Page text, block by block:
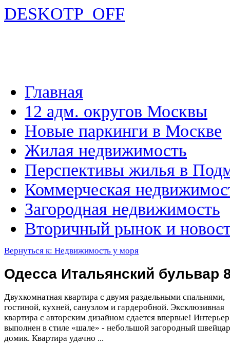
DESKOTP_OFF
Главная
12 адм. округов Москвы
Новые паркинги в Москве
Жилая недвижимость
Перспективы жилья в
Коммерческая
Загородная недвижимость
Вторичный рынок и
Вернуться к: Недвижимость у моря
Одесса Итальянский бульвар
Двухкомнатная квартира с двумя раздельными спальнями,
гостиной, кухней, санузлом и гардеробной. Эксклюзивная
квартира с авторским дизайном сдается впервые! Интерьер
выполнен в стиле «шале» - небольшой загородный
домик. Квартира удачно ...